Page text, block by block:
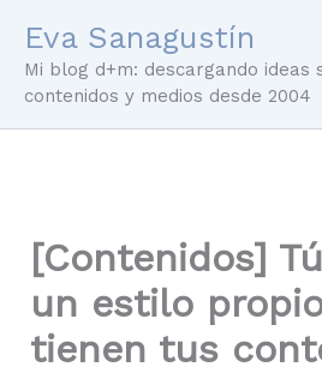
contenido
Eva Sanagustín
Mi blog d+m: descargando ideas
contenidos y medios desde 2004
[Contenidos]
un estilo
tienen tus